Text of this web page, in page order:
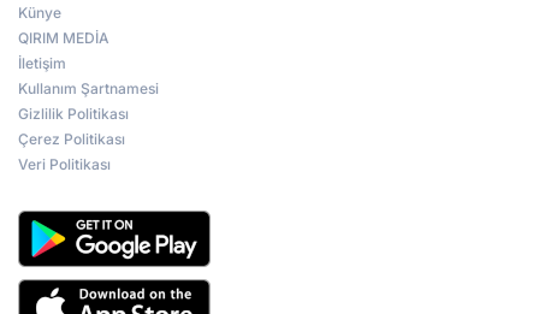
Künye
QIRIM MEDİA
İletişim
Kullanım Şartnamesi
Gizlilik Politikası
Çerez Politikası
Veri Politikası